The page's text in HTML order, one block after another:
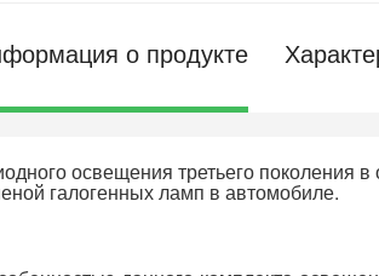
о продукте
освещения третьего
галогенных ламп в автомобиле.